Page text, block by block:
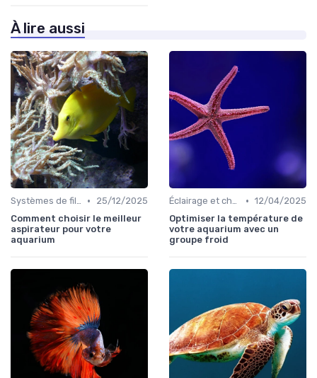
À lire aussi
Systèmes de filtration •
25/12/2025
Comment choisir le meilleur
aspirateur pour votre
aquarium
Éclairage et chauffage • 12/04/2025
Optimiser la température de
votre aquarium avec un
groupe froid